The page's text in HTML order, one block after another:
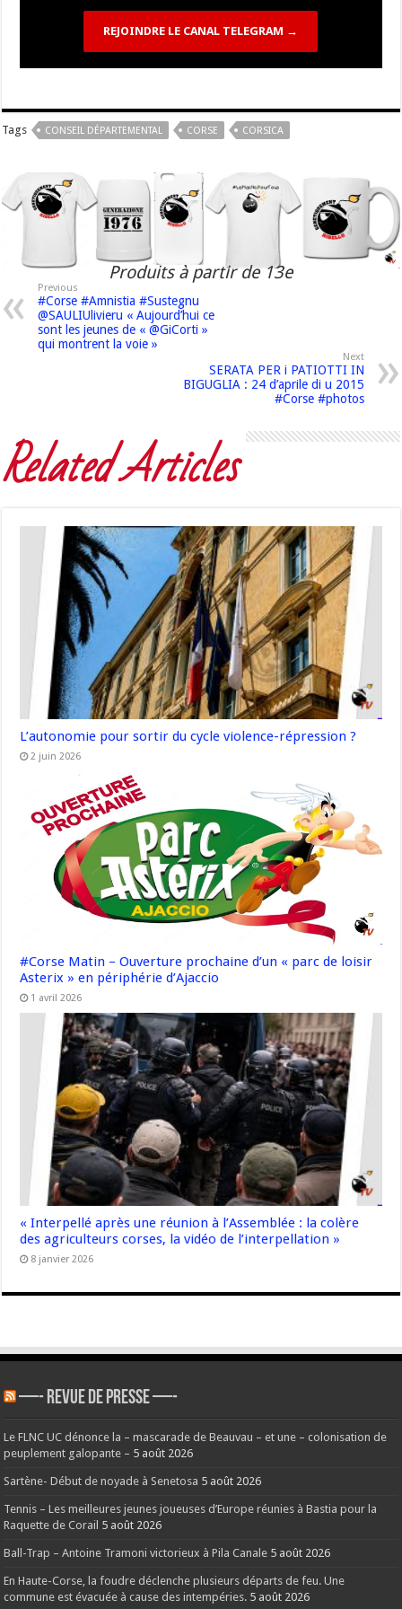
REJOINDRE LE CANAL TELEGRAM →
Tags CONSEIL DÉPARTEMENTAL CORSE CORSICA
Produits à partir de 13e
Previous
#Corse #Amnistia #Sustegnu
@SAULIUlivieru « Aujourd’hui ce
sont les jeunes de « @GiCorti »
qui montrent la voie »
Next
SERATA PER i PATIOTTI IN
BIGUGLIA : 24 d’aprile di u 2015
#Corse #photos
Related Articles
L’autonomie pour sortir du cycle violence-répression ?
2 juin 2026
#Corse Matin – Ouverture prochaine d’un « parc de loisir
Asterix » en périphérie d’Ajaccio
1 avril 2026
« Interpellé après une réunion à l’Assemblée : la colère
des agriculteurs corses, la vidéo de l’interpellation »
8 janvier 2026
—- REVUE DE PRESSE —-
Le FLNC UC dénonce la – mascarade de Beauvau – et une – colonisation de
peuplement galopante – 5 août 2026
Sartène- Début de noyade à Senetosa 5 août 2026
Tennis – Les meilleures jeunes joueuses d’Europe réunies à Bastia pour la
Raquette de Corail 5 août 2026
Ball-Trap – Antoine Tramoni victorieux à Pila Canale 5 août 2026
En Haute-Corse, la foudre déclenche plusieurs départs de feu. Une
commune est évacuée à cause des intempéries. 5 août 2026